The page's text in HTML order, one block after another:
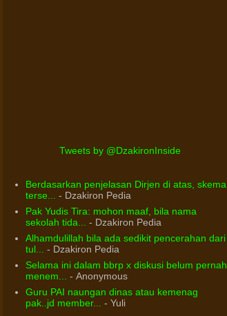
Tweets by @DzakironInside
Berdasarkan penjelasan Dirjen di atas, skema
terse...
- Dzakiron Pedia
Pak Yudis Tira: mohon maaf, bila nama
sekolah tida...
- Dzakiron Pedia
Alhamdulillah bila ada sedikit pencerahan dari
tul...
- Dzakiron Pedia
Selama ini dalam bbrp x diskusi belum pernah
menem...
- Anonymous
Guru PAI naungan dinas atau kemenag
pak..jd member...
- Yuli